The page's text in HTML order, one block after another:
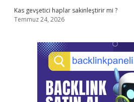
Kas gevşetici haplar sakinleştirir mi ?
Temmuz 24, 2026